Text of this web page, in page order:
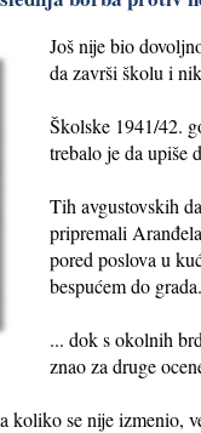
Još nije bio
da završi školu i
Školske 1941/42.
trebalo je da upiše
Tih avgustovskih
pripremali
pored poslova u
bespućem do
... dok s okolnih
znao za druge
se nije izmenio,